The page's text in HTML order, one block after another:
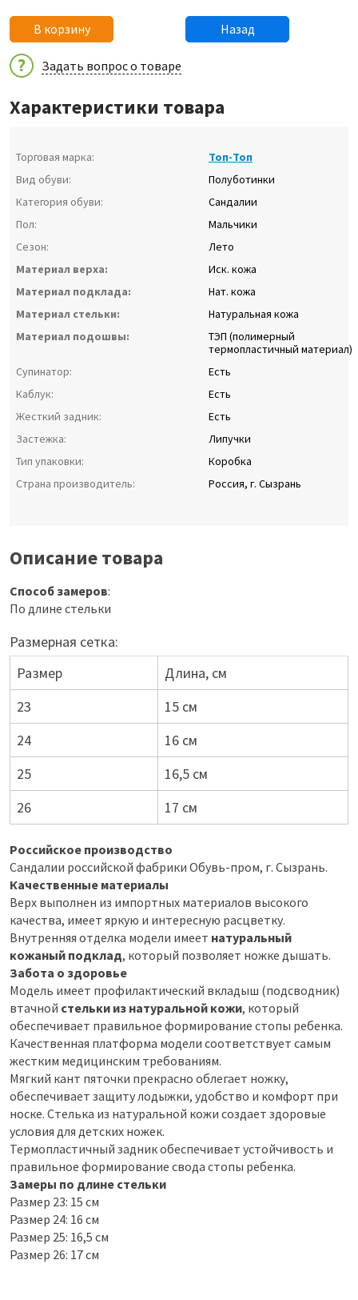
В корзину Назад
Задать вопрос о товаре
Характеристики товара
Торговая марка:
Топ-Топ
Вид обуви:
Полуботинки
Категория обуви:
Сандалии
Пол:
Мальчики
Сезон:
Лето
Материал верха:
Иск. кожа
Материал подклада:
Нат. кожа
Материал стельки:
Натуральная кожа
Материал подошвы:
ТЭП (полимерный
термопластичный материал)
Супинатор:
Есть
Каблук:
Есть
Жесткий задник:
Есть
Застежка:
Липучки
Тип упаковки:
Коробка
Страна производитель:
Россия, г. Сызрань
Описание товара
Способ замеров:
По длине стельки
Размерная сетка:
Размер
Длина, см
23
15 см
24
16 см
25
16,5 см
26
17 см
Российское производство
Сандалии российской фабрики Обувь-пром, г. Сызрань.
Качественные материалы
Верх выполнен из импортных материалов высокого
качества, имеет яркую и интересную расцветку.
Внутренняя отделка модели имеет натуральный
кожаный подклад, который позволяет ножке дышать.
Забота о здоровье
Модель имеет профилактический вкладыш (подсводник)
втачной стельки из натуральной кожи, который
обеспечивает правильное формирование стопы ребенка.
Качественная платформа модели соответствует самым
жестким медицинским требованиям.
Мягкий кант пяточки прекрасно облегает ножку,
обеспечивает защиту лодыжки, удобство и комфорт при
носке. Стелька из натуральной кожи создает здоровые
условия для детских ножек.
Термопластичный задник обеспечивает устойчивость и
правильное формирование свода стопы ребенка.
Замеры по длине стельки
Размер 23: 15 см
Размер 24: 16 см
Размер 25: 16,5 см
Размер 26: 17 см